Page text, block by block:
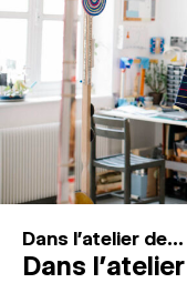
ESPACES DE
Recherche
Connexion
Dans l'atelier de...
Dans